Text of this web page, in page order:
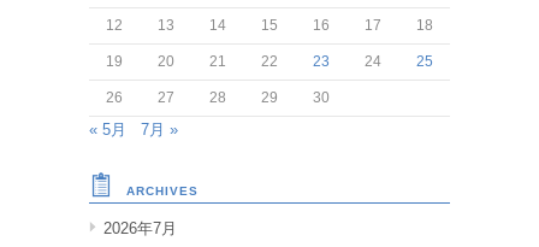
12 13 14 15 16 17 18
19 20 21 22 23 24 25
26 27 28 29 30
« 5月 7月 »
ARCHIVES
2026年7月